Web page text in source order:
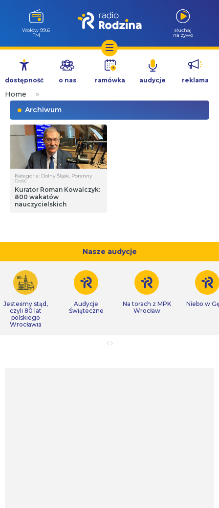
Przejdź
treści
Wołów 99.6
FM
słuchaj
na żywo
dostępność o nas ramówka audycje reklama
Home
»
Archiwum
Kategoria: Dolny Śląsk, Poranny
Gość
Kurator Roman Kowalczyk:
800 wakatów
nauczycielskich
Nasze audycje
Jesteśmy stąd,
czyli 80 lat
polskiego
Wrocławia
Audycje
Świąteczne
Na torach z MPK
Wrocław
Niebo w